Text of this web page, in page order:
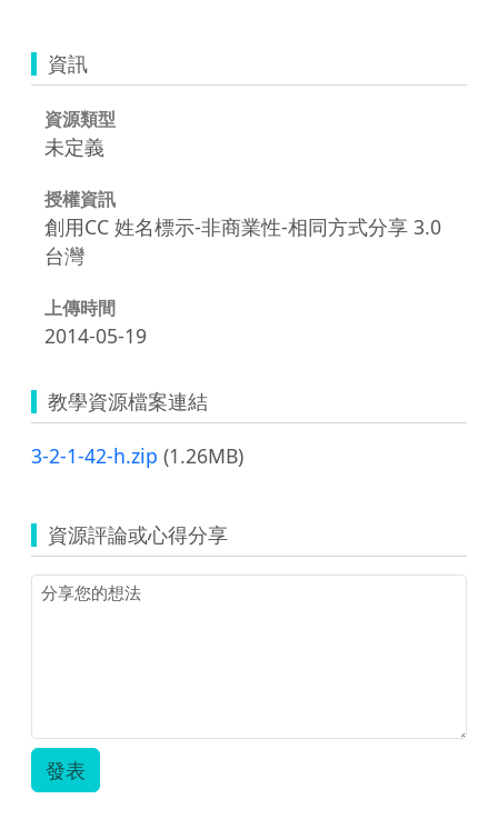
資訊
資源類型
未定義
授權資訊
創用CC 姓名標示-非商業性-相同方式分享 3.0
台灣
上傳時間
2014-05-19
教學資源檔案連結
3-2-1-42-h.zip (1.26MB)
資源評論或心得分享
發表